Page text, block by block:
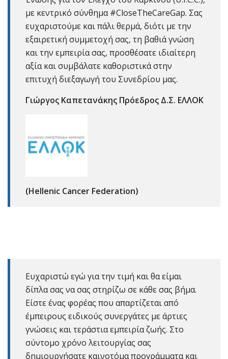
με κεντρικό σύνθημα #CloseTheCareGap. Σας
ευχαριστούμε και πάλι θερμά, διότι με την
εξαιρετική συμμετοχή σας, τη βαθιά γνώση
και την εμπειρία σας, προσθέσατε ιδιαίτερη
αξία και συμβάλατε καθοριστικά στην
επιτυχή διεξαγωγή του Συνεδρίου μας.
Γιώργος Καπετανάκης Πρόεδρος Δ.Σ. ΕΛΛΟΚ
(Hellenic Cancer Federation)
Ευχαριστώ εγώ για την τιμή και θα είμαι
δίπλα σας να σας στηρίζω σε κάθε σας βήμα.
Είστε ένας φορέας που απαρτίζεται από
έμπειρους ειδικούς συνεργάτες με άρτιες
γνώσεις και τεράστια εμπειρία ζωής. Στο
σύντομο χρόνο λειτουργίας σας
δημιουργήσατε καινοτόμα προγράμματα και